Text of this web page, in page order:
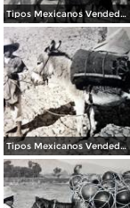
Tipos Mexicanos Vendedor de agua.
Tipos Mexicanos Vendedor de carbon.